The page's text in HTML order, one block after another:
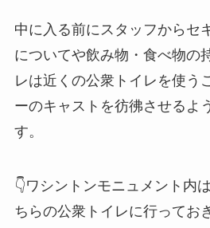
中に入る前にスタッフからセ
についてや飲み物・食べ物の
レは近くの公衆トイレを使う
ーのキャストを彷彿させるよ
す。
👇ワシントンモニュメント内
ちらの公衆トイレに行ってお